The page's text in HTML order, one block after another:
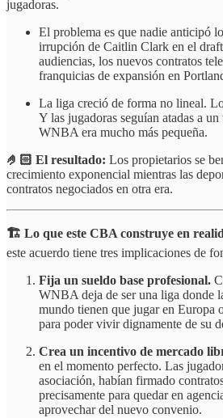
jugadoras.
El problema es que nadie anticipó
irrupción de Caitlin Clark en el
audiencias, los nuevos contratos
franquicias de expansión en
La liga creció de forma no lineal.
Y las jugadoras seguían atadas a
WNBA era mucho más pequeña.
🤌🏻 El resultado: Los propietarios se
crecimiento exponencial mientras las
contratos negociados en otra era.
🏗️ Lo que este CBA construye en
este acuerdo tiene tres implicaciones de
Fija un sueldo base profesional.
WNBA deja de ser una liga donde
mundo tienen que jugar en Europa
para poder vivir dignamente de su
Crea un incentivo de mercado
en el momento perfecto. Las
asociación, habían firmado
precisamente para quedar en
aprovechar del nuevo convenio.